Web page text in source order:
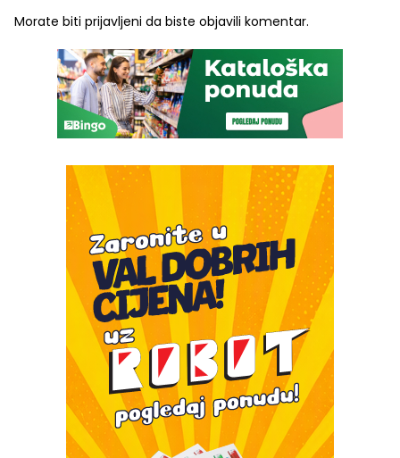
Morate biti prijavljeni da biste objavili komentar.